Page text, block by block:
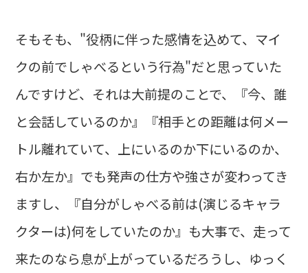
そもそも、"役柄に伴った感情を込めて、マイ
クの前でしゃべるという行為"だと思っていた
んですけど、それは大前提のことで、『今、誰
と会話しているのか』『相手との距離は何メー
トル離れていて、上にいるのか下にいるのか、
右か左か』でも発声の仕方や強さが変わってき
ますし、『自分がしゃべる前は(演じるキャラ
クターは)何をしていたのか』も大事で、走って
来たのなら息が上がっているだろうし、ゆっく